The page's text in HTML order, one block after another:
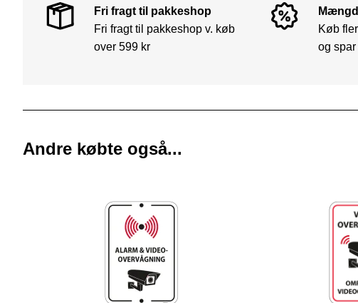
Fri fragt til pakkeshop
Fri fragt til pakkeshop v. køb
over 599 kr
Køb
og
Andre købte også...